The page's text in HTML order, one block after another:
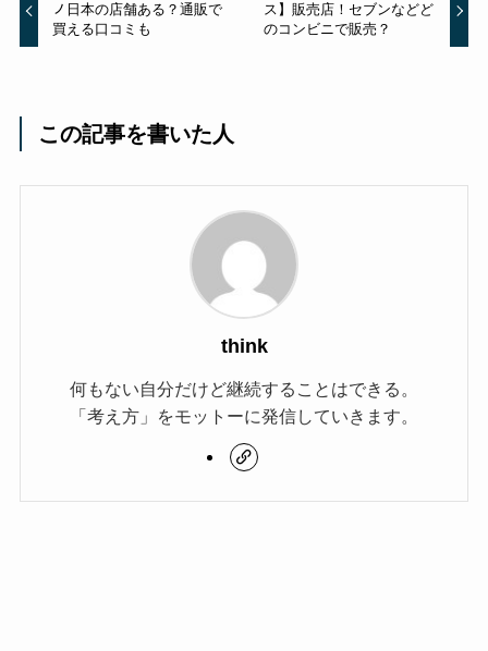
ノ日本の店舗ある？通販で
買える口コミも
ス】販売店！セブンなどど
のコンビニで販売？
この記事を書いた人
think
何もない自分だけど継続することはできる。
「考え方」をモットーに発信していきます。